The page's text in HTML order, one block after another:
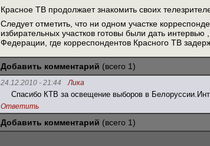
Красное ТВ продолжает знакомить своих
Следует отметить, что ни одном участке
избирательных участков готовы были дать
Федерации, где корреспондентов Красного ТВ
Добавить комментарий (всего 1)
24.12.2010 - 21:44 Лика
Спасибо КТВ за освещение выборов в
Ответить
Добавить комментарий (всего 1)